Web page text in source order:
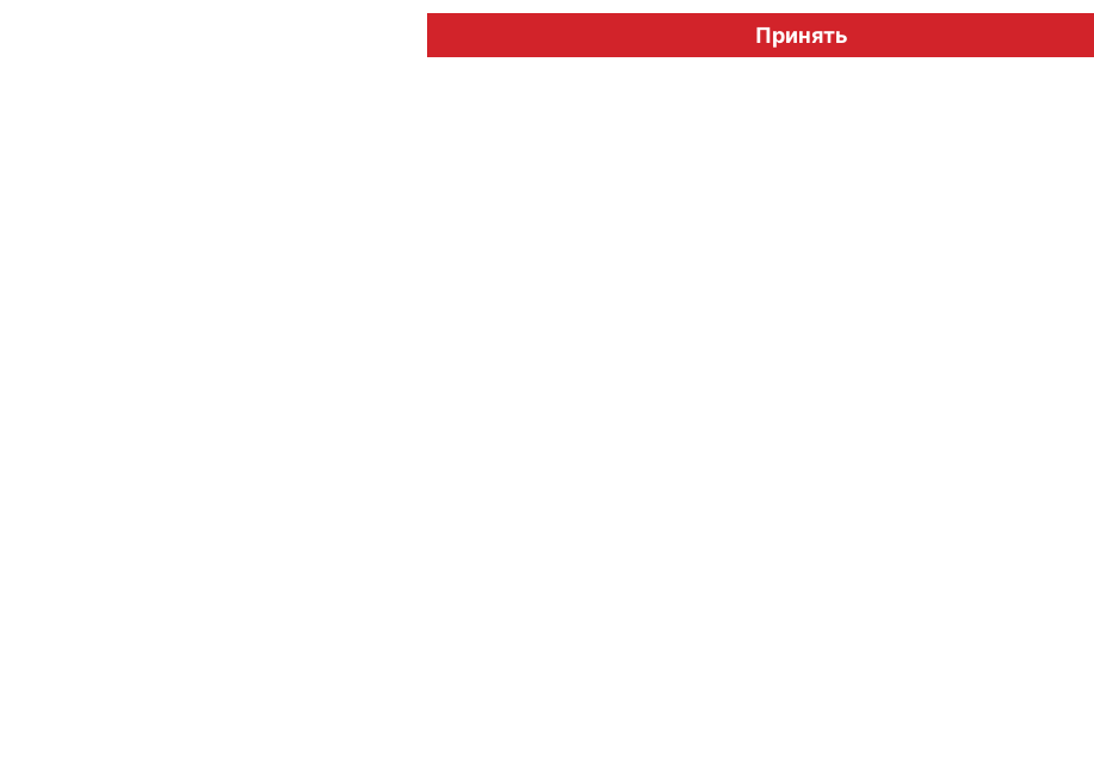
© "Вестник лицензионного рынка", licensingrussia.ru, 2009-2026 12+
Принять